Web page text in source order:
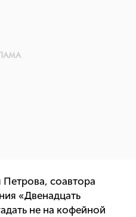
соавтора
«Двенадцать
не на кофейной